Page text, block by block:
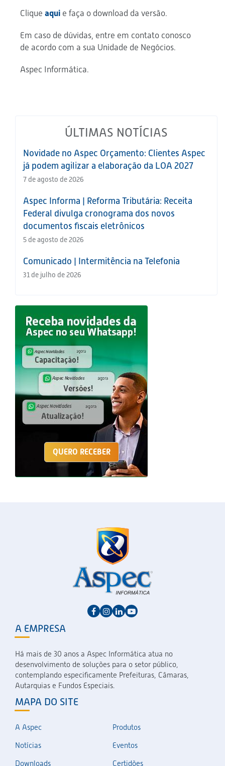
Clique aqui e faça o download da versão.
Em caso de dúvidas, entre em contato conosco
de acordo com a sua Unidade de Negócios.
Aspec Informática.
ÚLTIMAS NOTÍCIAS
Novidade no Aspec Orçamento: Clientes Aspec
já podem agilizar a elaboração da LOA 2027
7 de agosto de 2026
Aspec Informa | Reforma Tributária: Receita
Federal divulga cronograma dos novos
documentos fiscais eletrônicos
5 de agosto de 2026
Comunicado | Intermitência na Telefonia
31 de julho de 2026
QUERO RECEBER
A EMPRESA
Há mais de 30 anos a Aspec Informática atua no
desenvolvimento de soluções para o setor público,
contemplando especificamente Prefeituras, Câmaras,
Autarquias e Fundos Especiais.
MAPA DO SITE
A Aspec
Produtos
Notícias
Eventos
Downloads
Certidões